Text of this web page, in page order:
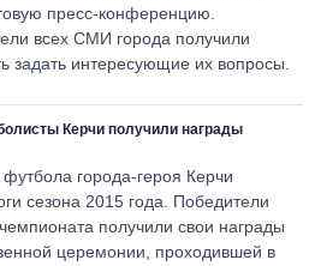
пресс-конференцию.
всех СМИ города получили
задать интересующие их вопросы.
Керчи получили награды
города-героя Керчи
сезона 2015 года. Победители
чемпионата получили свои награды
церемонии, проходившей в